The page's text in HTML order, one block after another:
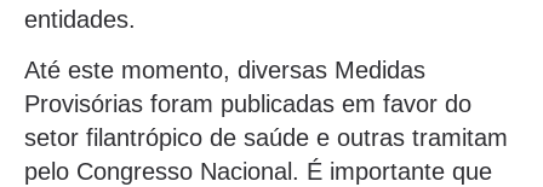
entidades.
Até este momento, diversas Medidas
Provisórias foram publicadas em favor do
setor filantrópico de saúde e outras tramitam
pelo Congresso Nacional. É importante que